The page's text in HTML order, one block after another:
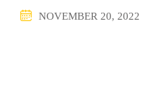
NOVEMBER 20, 2022